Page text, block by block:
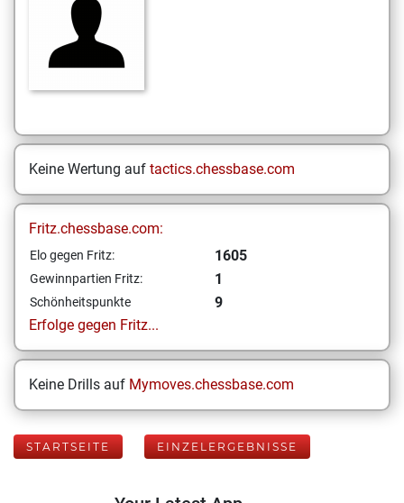
Keine Wertung auf tactics.chessbase.com
Fritz.chessbase.com:
Elo gegen Fritz: 1605
Gewinnpartien Fritz: 1
Schönheitspunkte
9
Erfolge gegen Fritz...
Keine Drills auf Mymoves.chessbase.com
STARTSEITE EINZELERGEBNISSE